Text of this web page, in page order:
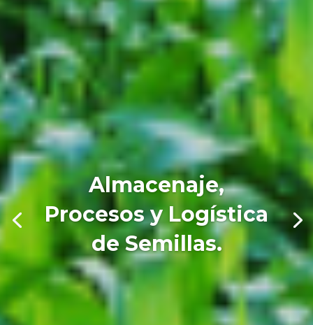
Almacenaje,
Procesos y Logística
de Semillas.